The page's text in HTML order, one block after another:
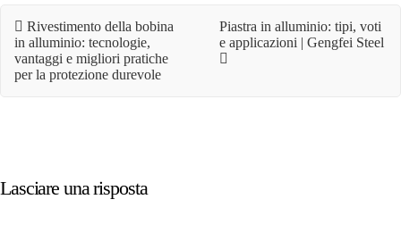
Rivestimento della bobina
in alluminio: tecnologie,
vantaggi e migliori pratiche
per la protezione durevole
Piastra in alluminio: tipi, voti
e applicazioni | Gengfei Steel
Lasciare una risposta